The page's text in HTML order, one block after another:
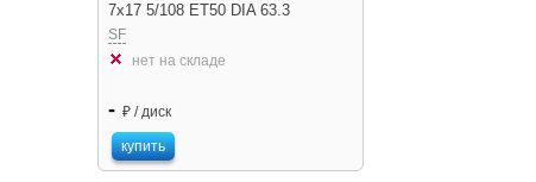
7x17 5/108 ET50 DIA 63.3
SF
нет на складе
- ₽ / диск
купить